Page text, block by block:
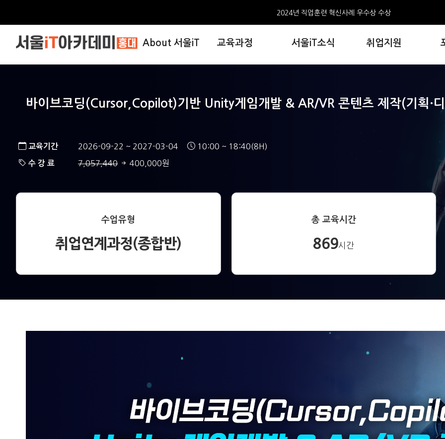
About 서울iT 교육과정 서울iT소식 취업지원
2024년 직업훈련 혁신사례 우수상 수상
AI와 만난 웹툰, 서울iT아카데미, 포트폴리오 전시회 개최
바이브코딩(Cursor,Copilot)기반 Unity게임개발 & AR/VR 콘텐츠 제작(기획·
교육기간 2026-09-22 ~ 2027-03-04 10:00 ~ 18:40(8H)
수 강 료 7,057,440 400,000원
수업유형
취업연계과정(종합반)
총 교육시간
869시간